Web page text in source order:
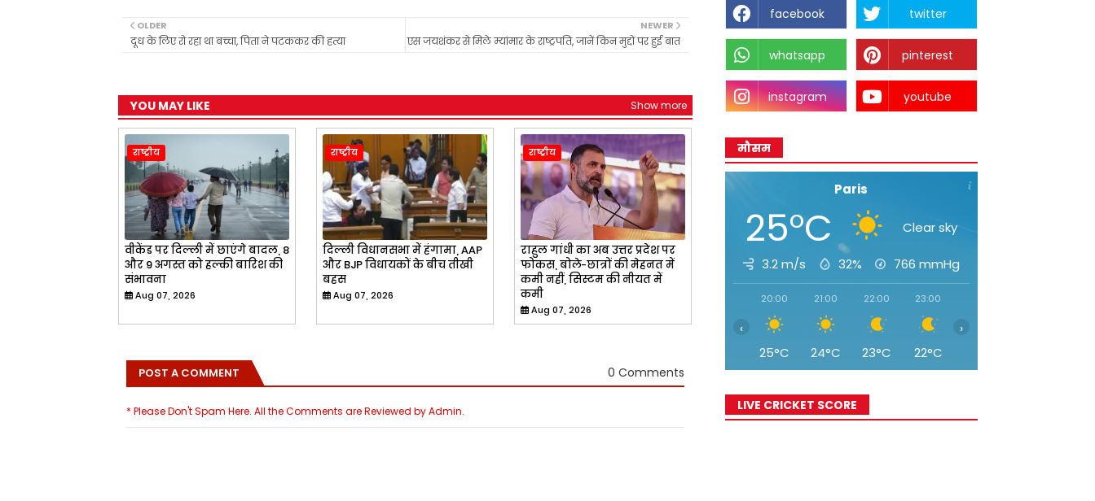
b
o
A
r
e
r
NEWER
एस जयशंकर से मिले म्यांमार के राष्ट्रपति, जानें किन मुद्दों पर हुई बात
OLDER
दूध के लिए रो रहा था बच्चा, पिता ने पटककर की हत्या
YOU MAY LIKE Show more
राष्ट्रीय
वीकेंड पर दिल्ली में छाएंगे बादल, 8
और 9 अगस्त को हल्की बारिश की
संभावना
Aug 07, 2026
राष्ट्रीय
दिल्ली विधानसभा में हंगामा, AAP
और BJP विधायकों के बीच तीखी
बहस
Aug 07, 2026
राष्ट्रीय
राहुल गांधी का अब उत्तर प्रदेश पर
फोकस, बोले-छात्रों की मेहनत में
कमी नहीं, सिस्टम की नीयत में
कमी
Aug 07, 2026
POST A COMMENT 0 Comments
* Please Don't Spam Here. All the Comments are Reviewed by Admin.
facebook twitter
whatsapp pinterest
instagram youtube
मौसम
Paris
25°C Clear sky
3.2 m/s 32% 766mmHg
20:00
25°C
21:00
24°C
22:00
23°C
23:00
22°C
‹ ›
LIVE CRICKET SCORE